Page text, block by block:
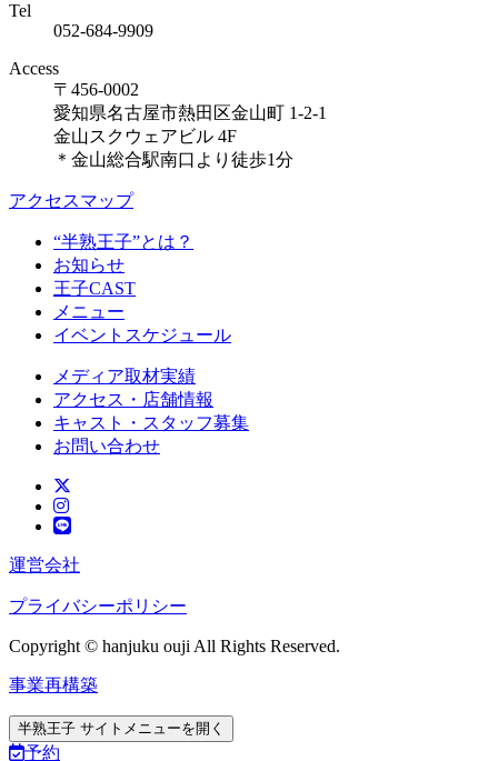
Tel
052-684-9909
Access
〒456-0002
愛知県名古屋市熱田区金山町 1-2-1
金山スクウェアビル 4F
＊金山総合駅南口より徒歩1分
アクセスマップ
“半熟王子”とは？
お知らせ
王子CAST
メニュー
イベントスケジュール
メディア取材実績
アクセス・店舗情報
キャスト・スタッフ募集
お問い合わせ
運営会社
プライバシーポリシー
Copyright © hanjuku ouji All Rights Reserved.
事業再構築
半熟王子 サイトメニューを開く
予約